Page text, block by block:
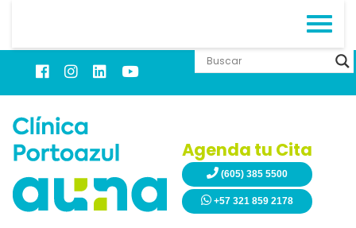
Agenda tu Cita
(605) 385 5500
+57 321 859 2178